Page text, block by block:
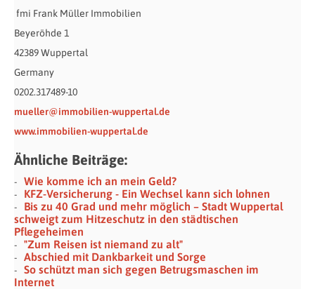
fmi Frank Müller Immobilien
Beyeröhde 1
42389 Wuppertal
Germany
0202.317489-10
mueller@immobilien-wuppertal.de
www.immobilien-wuppertal.de
Ähnliche Beiträge:
Wie komme ich an mein Geld?
KFZ-Versicherung - Ein Wechsel kann sich lohnen
Bis zu 40 Grad und mehr möglich – Stadt Wuppertal
schweigt zum Hitzeschutz in den städtischen
Pflegeheimen
"Zum Reisen ist niemand zu alt"
Abschied mit Dankbarkeit und Sorge
So schützt man sich gegen Betrugsmaschen im
Internet